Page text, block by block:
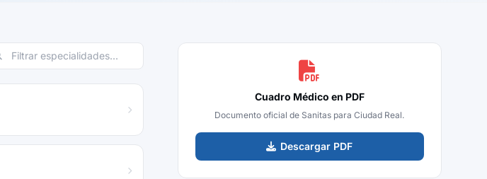
Cuadro Médico en PDF
Documento oficial de Sanitas para Ciudad Real.
Descargar PDF